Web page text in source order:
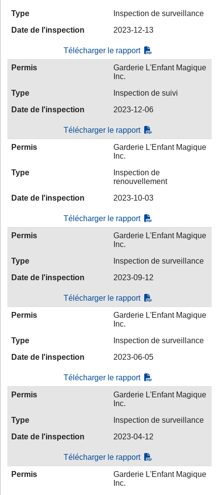
Type
Inspection de surveillance
Date de l'inspection
2023-12-13
Télécharger le rapport
Permis
Garderie L'Enfant Magique
Inc.
Type
Inspection de suivi
Date de l'inspection
2023-12-06
Télécharger le rapport
Permis
Garderie L'Enfant Magique
Inc.
Type
Inspection de
renouvellement
Date de l'inspection
2023-10-03
Télécharger le rapport
Permis
Garderie L'Enfant Magique
Inc.
Type
Inspection de surveillance
Date de l'inspection
2023-09-12
Télécharger le rapport
Permis
Garderie L'Enfant Magique
Inc.
Type
Inspection de surveillance
Date de l'inspection
2023-06-05
Télécharger le rapport
Permis
Garderie L'Enfant Magique
Inc.
Type
Inspection de surveillance
Date de l'inspection
2023-04-12
Télécharger le rapport
Permis
Garderie L'Enfant Magique
Inc.